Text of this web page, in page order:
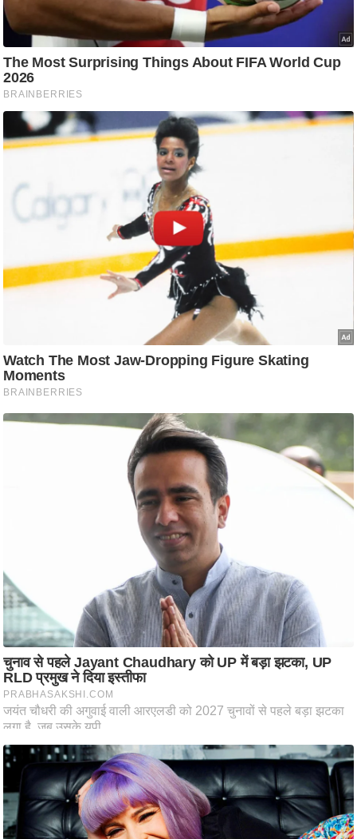
मि
स्तं
भ
ए
म
.
आ
.
ई
चा
य
स
मी
क्षा
ध
हि
मा
/
ध
र्म
स्थ
ल
व्र
त
त्यो
हा